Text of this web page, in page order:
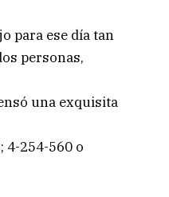
para ese día tan
personas,
una exquisita
4-254-560 o